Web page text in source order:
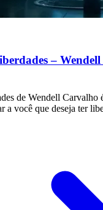
–
de Wendell Carvalho
a você que deseja ter